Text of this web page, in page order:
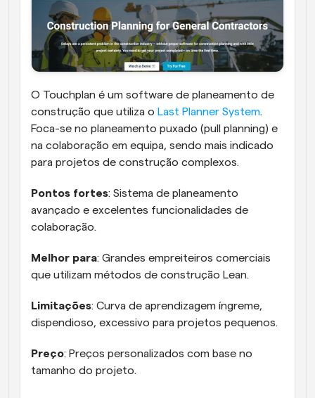
O Touchplan é um software de planeamento de
construção que utiliza o Last Planner System.
Foca-se no planeamento puxado (pull planning) e
na colaboração em equipa, sendo mais indicado
para projetos de construção complexos.
Pontos fortes: Sistema de planeamento
avançado e excelentes funcionalidades de
colaboração.
Melhor para: Grandes empreiteiros comerciais
que utilizam métodos de construção Lean.
Limitações: Curva de aprendizagem íngreme,
dispendioso, excessivo para projetos pequenos.
Preço: Preços personalizados com base no
tamanho do projeto.